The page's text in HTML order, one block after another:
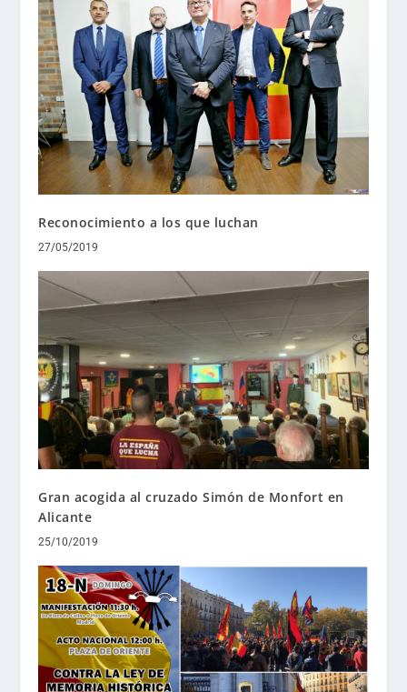
Reconocimiento a los que luchan
27/05/2019
Gran acogida al cruzado Simón de Monfort en
Alicante
25/10/2019